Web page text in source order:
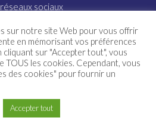
sociaux
à nos podcasts
sur notre site Web pour vous offrir
en mémorisant vos préférences
cliquant sur "Accepter tout", vous
TOUS les cookies. Cependant, vous
des cookies" pour fournir un
Accepter tout